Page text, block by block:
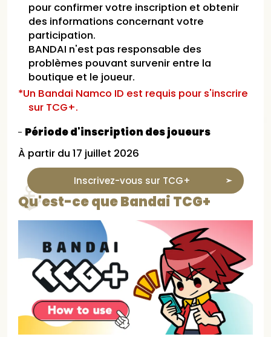
pour confirmer votre inscription et obtenir
des informations concernant votre
participation.
BANDAI n'est pas responsable des
problèmes pouvant survenir entre la
boutique et le joueur.
*Un Bandai Namco ID est requis pour s'inscrire
sur TCG+.
Période d'inscription des joueurs
À partir du 17 juillet 2026
Inscrivez-vous sur TCG+
Qu'est-ce que Bandai TCG+